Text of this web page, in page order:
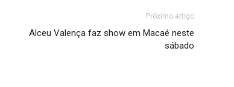
Próximo artigo
Alceu Valença faz show em Macaé neste
sábado